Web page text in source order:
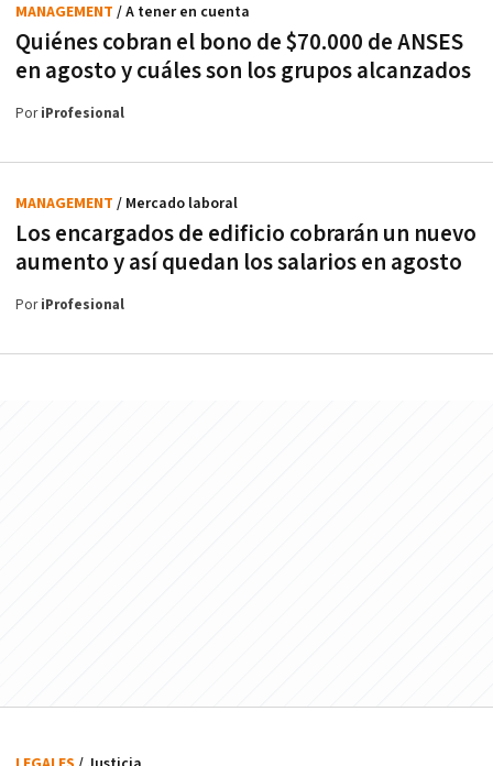
Quiénes cobran el bono de $70.000 de ANSES
en agosto y cuáles son los grupos alcanzados
MANAGEMENT / A tener en cuenta
PoriProfesional
Los encargados de edificio cobrarán un nuevo
aumento y así quedan los salarios en agosto
MANAGEMENT / Mercado laboral
PoriProfesional